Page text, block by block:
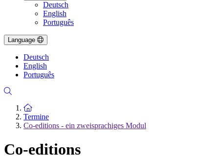
Deutsch
English
Português
Language
Deutsch
English
Português
Zur Startseite
Termine
Co-editions - ein zweisprachiges Modul
Co-editions